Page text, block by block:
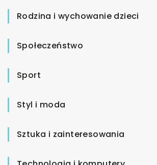
Rodzina i wychowanie dzieci
Społeczeństwo
Sport
Styl i moda
Sztuka i zainteresowania